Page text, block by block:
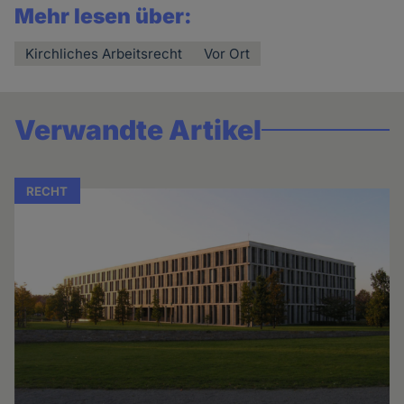
Mehr lesen über:
Kirchliches Arbeitsrecht Vor Ort
Verwandte Artikel
RECHT